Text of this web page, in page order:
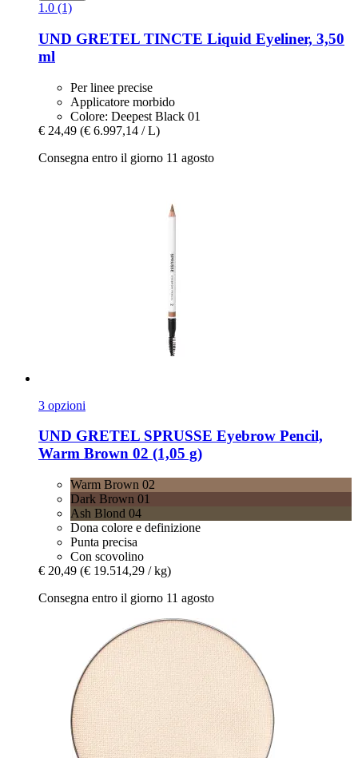
1.0 (1)
UND GRETEL TINCTE Liquid Eyeliner, 3,50
ml
Per linee precise
Applicatore morbido
Colore: Deepest Black 01
€ 24,49 (€ 6.997,14 / L)
Consegna entro il giorno 11 agosto
3 opzioni
UND GRETEL SPRUSSE Eyebrow Pencil,
Warm Brown 02 (1,05 g)
Warm Brown 02
Dark Brown 01
Ash Blond 04
Dona colore e definizione
Punta precisa
Con scovolino
€ 20,49 (€ 19.514,29 / kg)
Consegna entro il giorno 11 agosto